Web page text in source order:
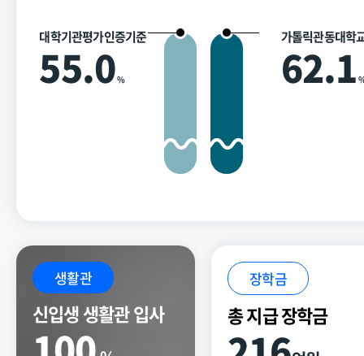
대학기관평가인증기준
55.0%
가톨릭관동대학
62.1
생활관
신입생 생활관 입사
장학금
총 지급 장학금